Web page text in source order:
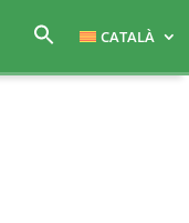
CATALÀ